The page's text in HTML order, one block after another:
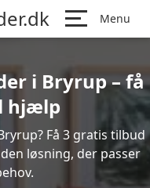
Menu
i Bryrup – få
hjælp
Få 3 gratis tilbud
løsning, der passer